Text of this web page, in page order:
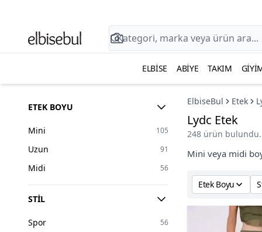
ELBISE ABIYE TAKIM
ETEK BOYU
Mini 105
Uzun 91
Midi 56
STIL
Spor 56
ElbiseBul Etek
Lydc Etek
248 ürün bulundu.
Mini veya midi
Etek Boyu